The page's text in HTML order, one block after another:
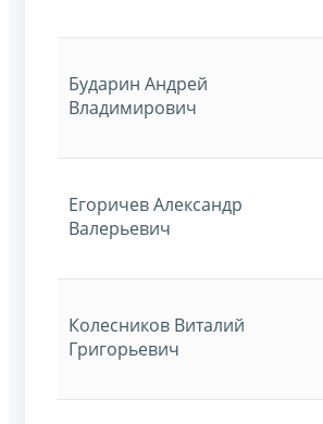
Бударин Андрей
Владимирович
Егоричев Александр
Валерьевич
Колесников Виталий
Григорьевич